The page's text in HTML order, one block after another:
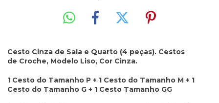
Cesto Cinza de Sala e Quarto (4 peças). Cestos
de Croche, Modelo Liso, Cor Cinza.
1 Cesto do Tamanho P + 1 Cesto do Tamanho M + 1
Cesto do Tamanho G + 1 Cesto Tamanho GG